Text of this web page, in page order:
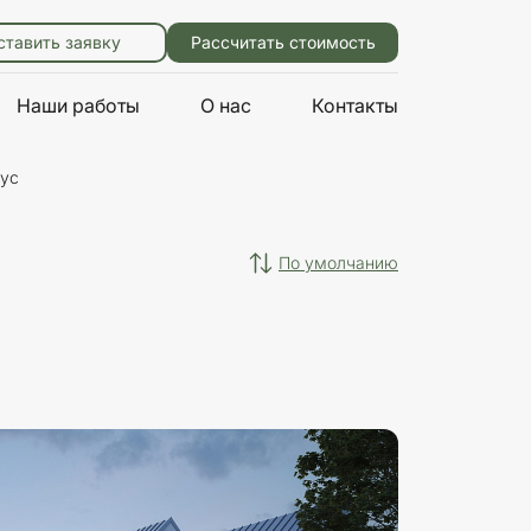
заявку Рассчитать стоимость
Наши работы О нас Контакты
по умолчанию